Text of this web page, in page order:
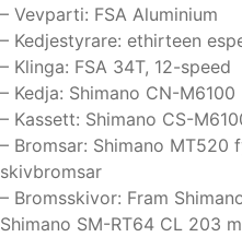
– Vevparti: FSA Aluminium
– Kedjestyrare: ethirteen
– Klinga: FSA 34T, 12-speed
– Kedja: Shimano CN-M6100
– Kassett: Shimano CS-
– Bromsar: Shimano MT520
skivbromsar
– Bromsskivor: Fram
Shimano SM-RT64 CL 203